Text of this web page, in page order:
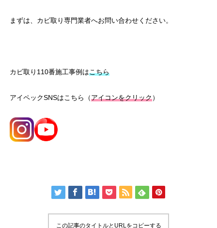
まずは、カビ取り専門業者へお問い合わせください。
カビ取り110番施工事例はこちら
アイペックSNSはこちら（アイコンをクリック）
この記事のタイトルとURLをコピーする